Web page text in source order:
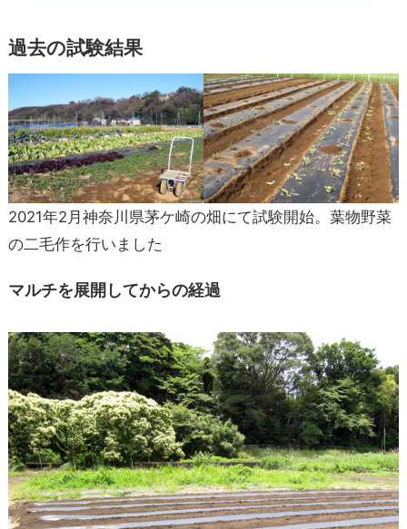
過去の試験結果
2021年2月神奈川県茅ケ崎の畑にて試験開始。葉物野菜
の二毛作を行いました
マルチを展開してからの経過